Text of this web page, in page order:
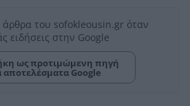
άρθρα του sofokleousin.gr όταν
ειδήσεις στην Google
ως προτιμώμενη πηγή
αποτελέσματα Google